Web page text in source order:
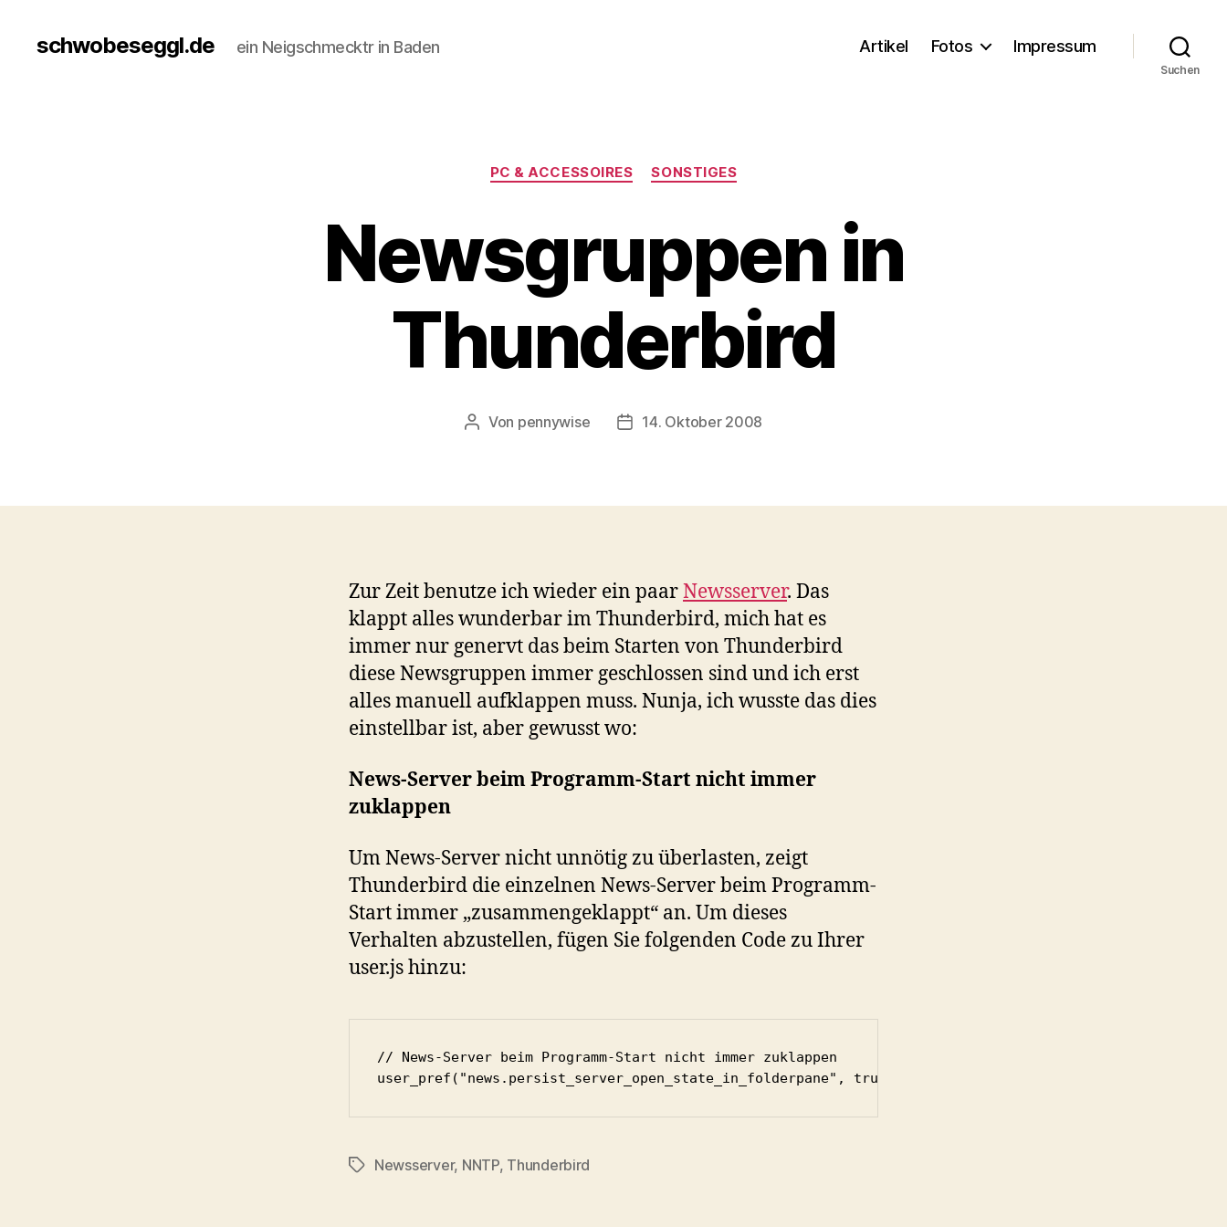
schwobeseggl.de ein Neigschmecktr in Baden Artikel Fotos Impressum
Suchen
Kategorien
PC & ACCESSOIRES SONSTIGES
Newsgruppen in
Thunderbird
Beitragsautor
Von pennywise Veröffentlichungsdatum
14. Oktober 2008
Zur Zeit benutze ich wieder ein paarNewsserver. Das
klappt alles wunderbar im Thunderbird, mich hat es
immer nur genervt das beim Starten von Thunderbird
diese Newsgruppen immer geschlossen sind und ich erst
alles manuell aufklappen muss. Nunja, ich wusste das dies
einstellbar ist, aber gewusst wo:
News-Server beim Programm-Start nicht immer
zuklappen
Um News-Server nicht unnötig zu überlasten, zeigt
Thunderbird die einzelnen News-Server beim Programm-
Start immer „zusammengeklappt“ an. Um dieses
Verhalten abzustellen, fügen Sie folgenden Code zu Ihrer
user.js hinzu:
// News-Server beim Programm-Start nicht immer zuklappen
Schlagwörter
Newsserver, NNTP, Thunderbird